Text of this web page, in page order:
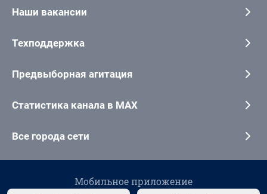
Наши вакансии
Техподдержка
Предвыборная агитация
Статистика канала в MAX
Все города сети
Мобильное приложение